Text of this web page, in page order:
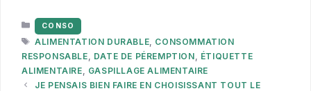
CATÉGORIES
CONSO
ÉTIQUETTES
ALIMENTATION DURABLE CONSOMMATION
RESPONSABLE
DATE DE PÉREMPTION
ÉTIQUETTE
ALIMENTAIRE
GASPILLAGE ALIMENTAIRE
JE PENSAIS BIEN FAIRE EN CHOISISSANT TOUT LE